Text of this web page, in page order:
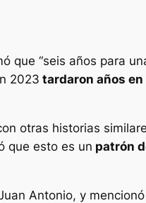
“seis años para
2023 tardaron años
otras historias
que esto es un patrón
Antonio, y